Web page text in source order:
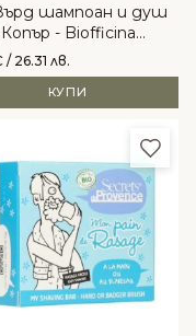
шампоан и душ
Копър - Biofficina
/ 26.31 лв.
КУПИ